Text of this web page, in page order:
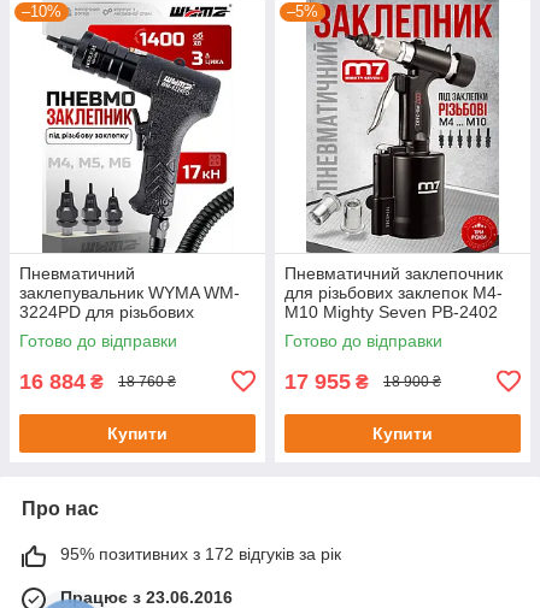
–10%
Пневматичний
заклепувальник WYMA WM-
3224PD для різьбових
заклепок M4-M6
Готово до відправки
16 884 ₴ 18 760 ₴
Купити
–5%
Пневматичний заклепочник
для різьбових заклепок M4-
M10 Mighty Seven PB-2402
Готово до відправки
17 955 ₴ 18 900 ₴
Купити
Про нас
95% позитивних з 172 відгуків за рік
Працює з 23.06.2016